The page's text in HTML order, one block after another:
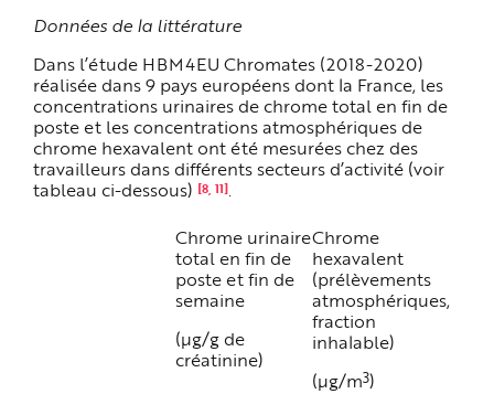
Données de la littérature
Dans l’étude HBM4EU Chromates (2018-2020)
réalisée dans 9 pays européens dont la France, les
concentrations urinaires de chrome total en fin de
poste et les concentrations atmosphériques de
chrome hexavalent ont été mesurées chez des
travailleurs dans différents secteurs d’activité (voir
tableau ci-dessous) [8, 11].
Chrome urinaire
total en fin de
poste et fin de
semaine
(µg/g de
créatinine)
Chrome
hexavalent
(prélèvements
atmosphériques,
fraction
inhalable)
(µg/m3)